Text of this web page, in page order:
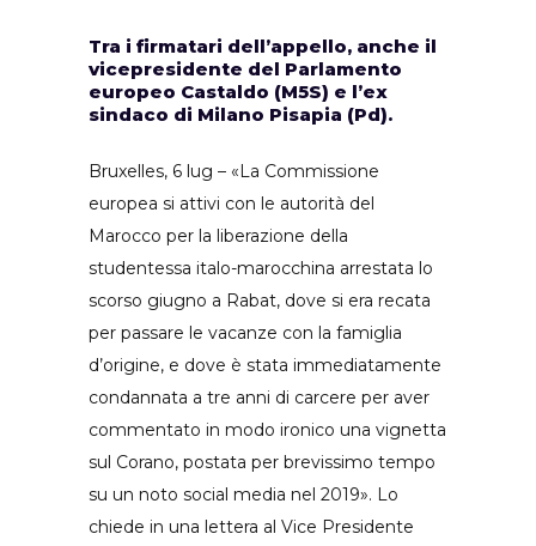
Tra i firmatari dell’appello, anche il
vicepresidente del Parlamento
europeo Castaldo (M5S) e l’ex
sindaco di Milano Pisapia (Pd).
Bruxelles, 6 lug – «La Commissione
europea si attivi con le autorità del
Marocco per la liberazione della
studentessa italo-marocchina arrestata lo
scorso giugno a Rabat, dove si era recata
per passare le vacanze con la famiglia
d’origine, e dove è stata immediatamente
condannata a tre anni di carcere per aver
commentato in modo ironico una vignetta
sul Corano, postata per brevissimo tempo
su un noto social media nel 2019». Lo
chiede in una lettera al Vice Presidente